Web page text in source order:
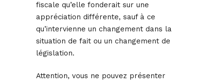
fiscale qu’elle fonderait sur une
appréciation différente, sauf à ce
qu’intervienne un changement dans la
situation de fait ou un changement de
législation.
Attention, vous ne pouvez présenter